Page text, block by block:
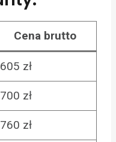
Cena brutto
605 zł
700 zł
760 zł